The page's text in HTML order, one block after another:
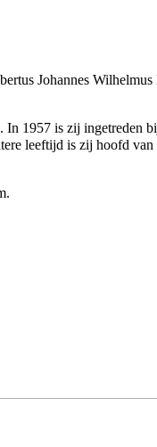
Johannes Wilhelmus
In 1957 is zij ingetreden
leeftijd is zij hoofd